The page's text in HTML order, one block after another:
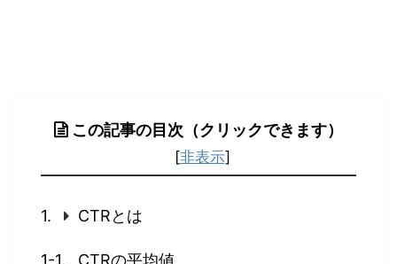
この記事の目次（クリックできます）
[非表示]
CTRとは
CTRの平均値